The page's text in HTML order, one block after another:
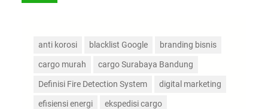
anti korosi blacklist Google branding bisnis
cargo murah cargo Surabaya Bandung
Definisi Fire Detection System digital marketing
efisiensi energi ekspedisi cargo